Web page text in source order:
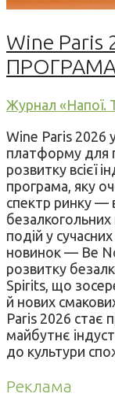
Wine
ПРОГРАМА
Журнал «Напої.
Wine Paris 2026
платформу для
розвитку всієї
програма, яку
спектр ринку —
подій у
новинок — Be
розвитку
Spirits, що
й нових
Paris 2026 стає
майбутнє
до культури
Реклама